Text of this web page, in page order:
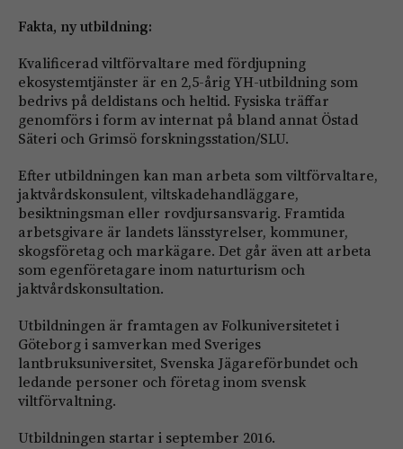
Fakta, ny utbildning:
Kvalificerad viltförvaltare med fördjupning
ekosystemtjänster är en 2,5-årig YH-utbildning som
bedrivs på deldistans och heltid. Fysiska träffar
genomförs i form av internat på bland annat Östad
Säteri och Grimsö forskningsstation/SLU.
Efter utbildningen kan man arbeta som viltförvaltare,
jaktvårdskonsulent, viltskadehandläggare,
besiktningsman eller rovdjursansvarig. Framtida
arbetsgivare är landets länsstyrelser, kommuner,
skogsföretag och markägare. Det går även att arbeta
som egenföretagare inom naturturism och
jaktvårdskonsultation.
Utbildningen är framtagen av Folkuniversitetet i
Göteborg i samverkan med Sveriges
lantbruksuniversitet, Svenska Jägareförbundet och
ledande personer och företag inom svensk
viltförvaltning.
Utbildningen startar i september 2016.